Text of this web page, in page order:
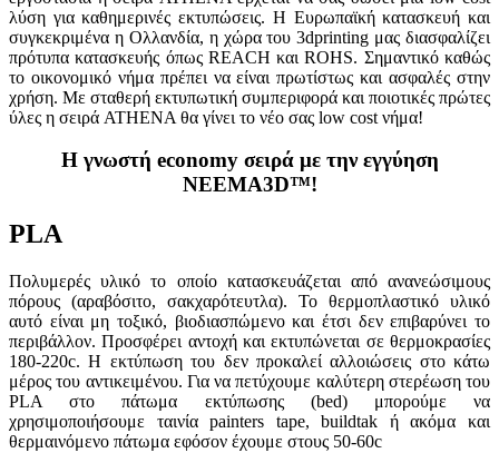
λύση για καθημερινές εκτυπώσεις. Η Ευρωπαϊκή κατασκευή και
συγκεκριμένα η Ολλανδία, η χώρα του 3dprinting μας διασφαλίζει
πρότυπα κατασκευής όπως REACH και ROHS. Σημαντικό καθώς
το οικονομικό νήμα πρέπει να είναι πρωτίστως και ασφαλές στην
χρήση. Με σταθερή εκτυπωτική συμπεριφορά και ποιοτικές πρώτες
ύλες η σειρά ATHENA θα γίνει το νέο σας low cost νήμα!
Η γνωστή economy σειρά με την εγγύηση
NEEMA3D™!
PLA
Πολυμερές υλικό το οποίο κατασκευάζεται από ανανεώσιμους
πόρους (αραβόσιτο, σακχαρότευτλα). Το θερμοπλαστικό υλικό
αυτό είναι μη τοξικό, βιοδιασπώμενο και έτσι δεν επιβαρύνει το
περιβάλλον. Προσφέρει αντοχή και εκτυπώνεται σε θερμοκρασίες
180-220c. Η εκτύπωση του δεν προκαλεί αλλοιώσεις στο κάτω
μέρος του αντικειμένου. Για να πετύχουμε καλύτερη στερέωση του
PLA στο πάτωμα εκτύπωσης (bed) μπορούμε να
χρησιμοποιήσουμε ταινία painters tape, buildtak ή ακόμα και
θερμαινόμενο πάτωμα εφόσον έχουμε στους 50-60c